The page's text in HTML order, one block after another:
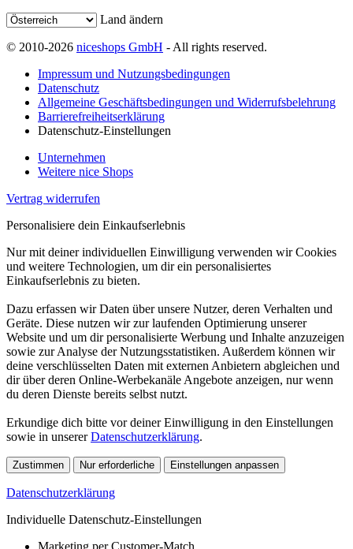
Land ändern
© 2010-2026 niceshops GmbH - All rights reserved.
Impressum und Nutzungsbedingungen
Datenschutz
Allgemeine Geschäftsbedingungen und Widerrufsbelehrung
Barrierefreiheitserklärung
Datenschutz-Einstellungen
Unternehmen
Weitere nice Shops
Vertrag widerrufen
Personalisiere dein Einkaufserlebnis
Nur mit deiner individuellen Einwilligung verwenden wir Cookies
und weitere Technologien, um dir ein personalisiertes
Einkaufserlebnis zu bieten.
Dazu erfassen wir Daten über unsere Nutzer, deren Verhalten und
Geräte. Diese nutzen wir zur laufenden Optimierung unserer
Website und um dir personalisierte Werbung und Inhalte anzuzeigen
sowie zur Analyse der Nutzungsstatistiken. Außerdem können wir
deine verschlüsselten Daten mit externen Anbietern abgleichen und
dir über deren Online-Werbekanäle Angebote anzeigen, nur wenn
du deren Dienste bereits selbst nutzt.
Erkundige dich bitte vor deiner Einwilligung in den Einstellungen
sowie in unsererDatenschutzerklärung.
Zustimmen Nur erforderliche Einstellungen anpassen
Datenschutzerklärung
Individuelle Datenschutz-Einstellungen
Marketing per Customer-Match